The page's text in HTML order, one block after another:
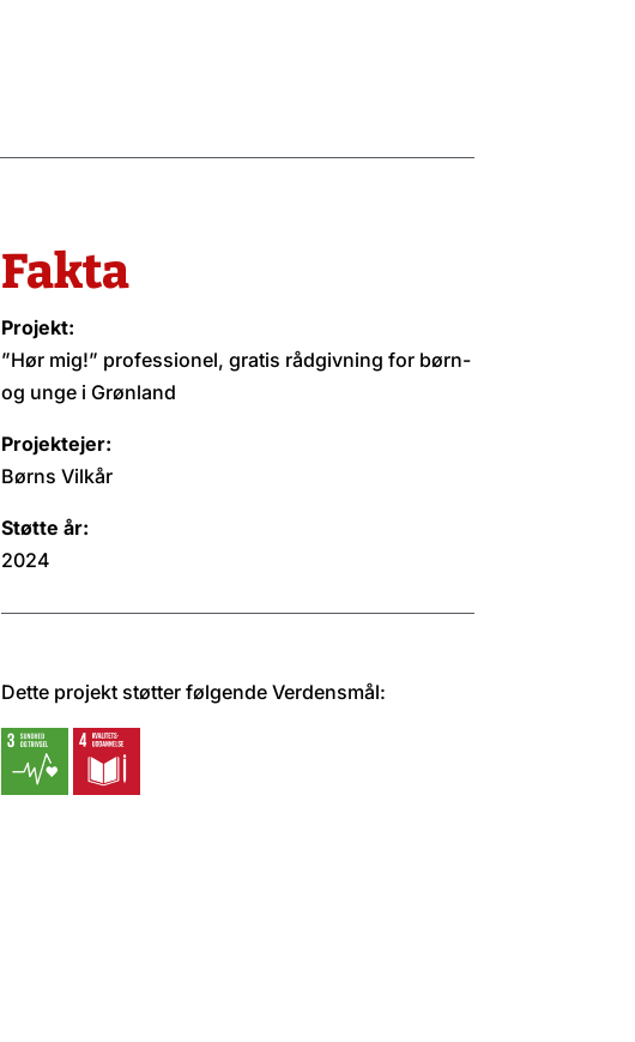
Fakta
Projekt:
”Hør mig!” professionel, gratis rådgivning for børn-
og unge i Grønland
Projektejer:
Børns Vilkår
Støtte år:
2024
Dette projekt støtter følgende Verdensmål: